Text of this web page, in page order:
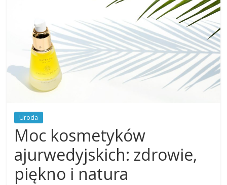
Uroda
Moc kosmetyków
ajurwedyjskich: zdrowie,
piękno i natura